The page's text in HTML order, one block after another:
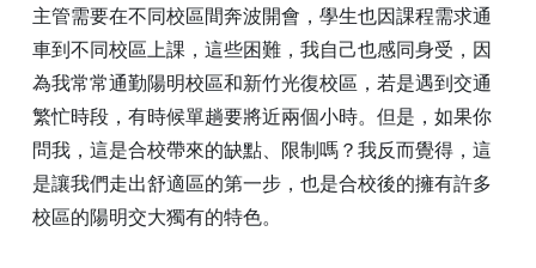
主管需要在不同校區間奔波開會，學生也因課程需求通
車到不同校區上課，這些困難，我自己也感同身受，因
為我常常通勤陽明校區和新竹光復校區，若是遇到交通
繁忙時段，有時候單趟要將近兩個小時。但是，如果你
問我，這是合校帶來的缺點、限制嗎？我反而覺得，這
是讓我們走出舒適區的第一步，也是合校後的擁有許多
校區的陽明交大獨有的特色。